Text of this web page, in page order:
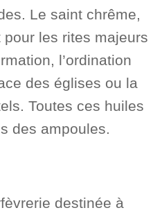
Le saint chrême,
les rites majeurs
l’ordination
des églises ou la
Toutes ces huiles
des ampoules.
destinée à